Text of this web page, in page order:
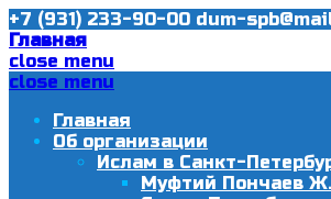
+7 (931) 233-90-00 dum-
Главная
close menu
close menu
Главная
Об организации
Ислам в Санкт-
Муфтий Пончаев